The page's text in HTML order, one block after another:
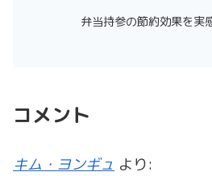
弁当持参の節約効果を実
コメント
キム・ヨンギュ より: